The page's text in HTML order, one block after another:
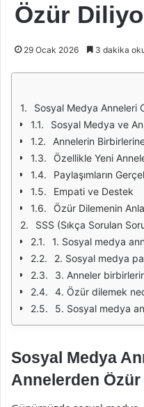
Özür
29 Ocak 2026 3 dakika
Sosyal Medya Anneleri
Sosyal Medya ve
Annelerin
Özellikle Yeni
Paylaşımların
Empati ve Destek
Özür Dilemenin
SSS (Sıkça Sorulan
1. Sosyal medya
2. Sosyal medya
3. Anneler
4. Özür dilemek
5. Sosyal medya
Sosyal Medya
Annelerden